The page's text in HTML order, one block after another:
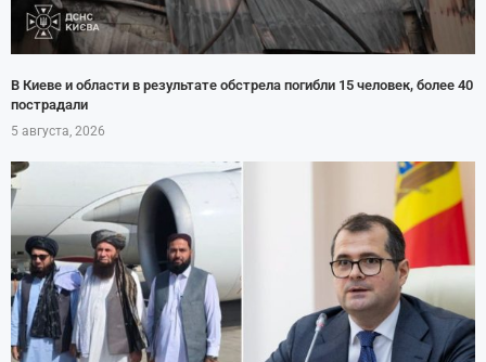
В Киеве и области в результате обстрела погибли 15 человек, более 40
пострадали
5 августа, 2026